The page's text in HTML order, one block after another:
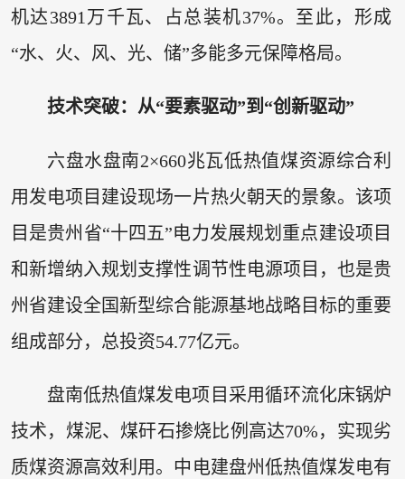
机达3891万千瓦、占总装机37%。至此，形成
“水、火、风、光、储”多能多元保障格局。
技术突破：从“要素驱动”到“创新驱动”
六盘水盘南2×660兆瓦低热值煤资源综合利
用发电项目建设现场一片热火朝天的景象。该项
目是贵州省“十四五”电力发展规划重点建设项目
和新增纳入规划支撑性调节性电源项目，也是贵
州省建设全国新型综合能源基地战略目标的重要
组成部分，总投资54.77亿元。
盘南低热值煤发电项目采用循环流化床锅炉
技术，煤泥、煤矸石掺烧比例高达70%，实现劣
质煤资源高效利用。中电建盘州低热值煤发电有